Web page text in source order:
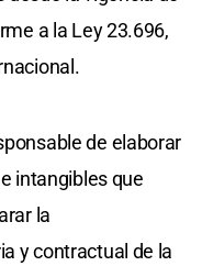
a la Ley 23.696,
de elaborar
intangibles que
la
y contractual de la